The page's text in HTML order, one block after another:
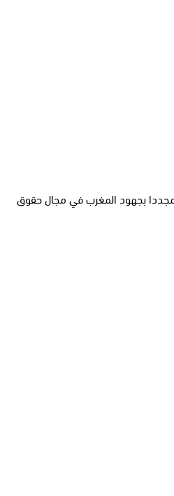
بجهود المغرب في مجال حقوق